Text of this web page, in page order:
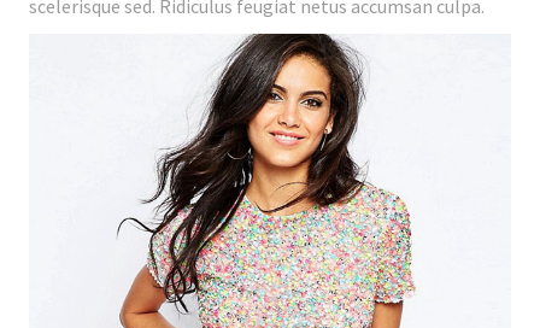
scelerisque sed. Ridiculus feugiat netus accumsan culpa.